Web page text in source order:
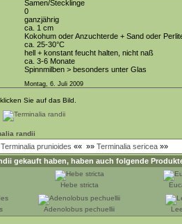
Samen/Stecklinge
0
ganzjährig
ca. 1 cm
Kokohum oder Anzuchterde + Sand oder
ca. 25-30°C
hell + konstant feucht halten, nicht naß
ca. 3-6 Monate
Spinnmilben > besonders unter Glas
Montag, 6. Juli 2009
Sie auf das Bild.
randii
Terminalia prunioides «« »» Terminalia sericea »»
gekauft haben, haben auch folgende
Hebe stricta
Adenolobus pechuellii